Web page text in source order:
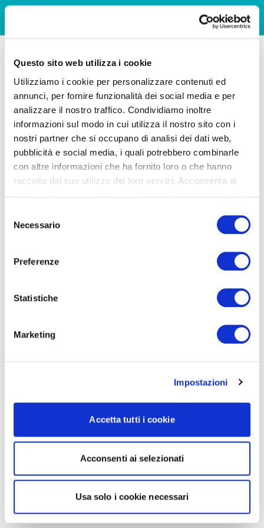
Questo sito web utilizza i cookie
Utilizziamo i cookie per personalizzare contenuti ed
annunci, per fornire funzionalità dei social media e per
analizzare il nostro traffico. Condividiamo inoltre
informazioni sul modo in cui utilizza il nostro sito con i
nostri partner che si occupano di analisi dei dati web,
pubblicità e social media, i quali potrebbero combinarle
con altre informazioni che ha fornito loro o che hanno
raccolto dal suo utilizzo dei loro servizi. Acconsenta ai
delNecessario
Preferenze
Statistiche
Marketing
Impostazioni
Accetta tutti i cookie
Acconsenti ai selezionati
Usa solo i cookie necessari